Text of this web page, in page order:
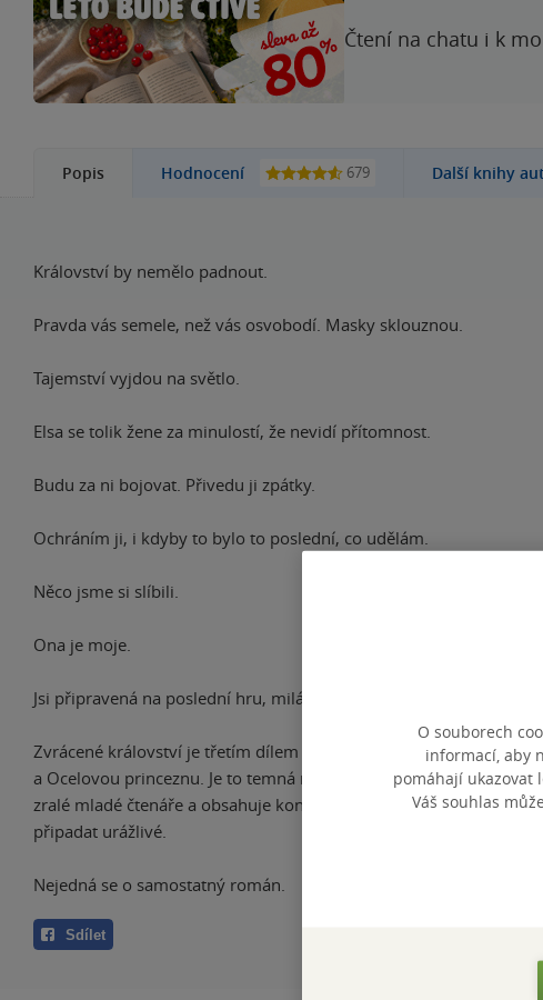
Čtení na chatu i k
Popis Hodnocení 679 Další knihy
Království by nemělo padnout.
Pravda vás semele, než vás osvobodí. Masky sklouznou.
Tajemství vyjdou na světlo.
Elsa se tolik žene za minulostí, že nevidí přítomnost.
Budu za ni bojovat. Přivedu ji zpátky.
Ochráním ji, i kdyby to bylo to poslední, co udělám.
Něco jsme si slíbili.
Ona je moje.
Jsi připravená na poslední hru, miláčku?
Zvrácené království je třetím dílem série Royal Elite a patří za
a Ocelovou princeznu. Je to temná romance o středoškolském
zralé mladé čtenáře a obsahuje kontroverzní situace, které
připadat urážlivé.
Nejedná se o samostatný román.
Sdílet
O souborech
informací, aby
pomáhají ukazovat
Váš souhlas